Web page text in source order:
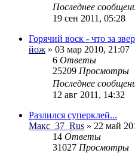
Последнее
19 сен 2011, 05:28
Горячий воск - что за
йож » 03 мар 2010, 21:07
6 Ответы
25209 Просмотры
Последнее
12 авг 2011, 14:32
Разлился суперклей...
Макс_37_Rus » 22 май
14 Ответы
31027 Просмотры